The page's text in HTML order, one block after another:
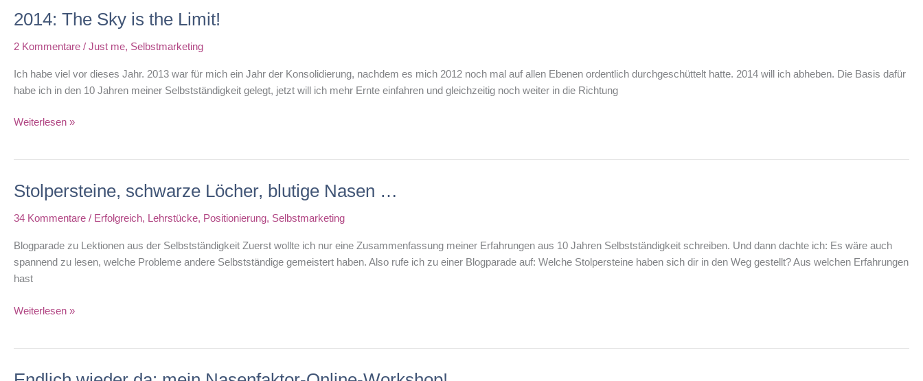
oder
leben?
2014: The Sky is the Limit!
2 Kommentare / Just me, Selbstmarketing
Ich habe viel vor dieses Jahr. 2013 war für mich ein Jahr der Konsolidierung, nachdem es mich 2012 noch mal auf allen Ebenen ordentlich durchgeschüttelt hatte. 2014 will ich abheben. Die Basis dafür
habe ich in den 10 Jahren meiner Selbstständigkeit gelegt, jetzt will ich mehr Ernte einfahren und gleichzeitig noch weiter in die Richtung
2014:
the
Weiterlesen »
Stolpersteine, schwarze Löcher, blutige Nasen …
34 Kommentare / Erfolgreich, Lehrstücke, Positionierung, Selbstmarketing
Blogparade zu Lektionen aus der Selbstständigkeit Zuerst wollte ich nur eine Zusammenfassung meiner Erfahrungen aus 10 Jahren Selbstständigkeit schreiben. Und dann dachte ich: Es wäre auch
spannend zu lesen, welche Probleme andere Selbstständige gemeistert haben. Also rufe ich zu einer Blogparade auf: Welche Stolpersteine haben sich dir in den Weg gestellt? Aus welchen Erfahrungen
hast
Stolpersteine,
Nasen
Weiterlesen »